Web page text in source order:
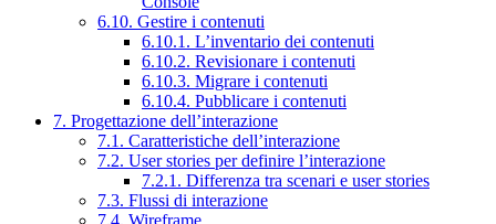
6.10. Gestire i contenuti
6.10.1. L’inventario dei contenuti
6.10.2. Revisionare i contenuti
6.10.3. Migrare i contenuti
6.10.4. Pubblicare i contenuti
7. Progettazione dell’interazione
7.1. Caratteristiche dell’interazione
7.2. User stories per definire l’interazione
7.2.1. Differenza tra scenari e user stories
7.3. Flussi di interazione
7.4. Wireframe